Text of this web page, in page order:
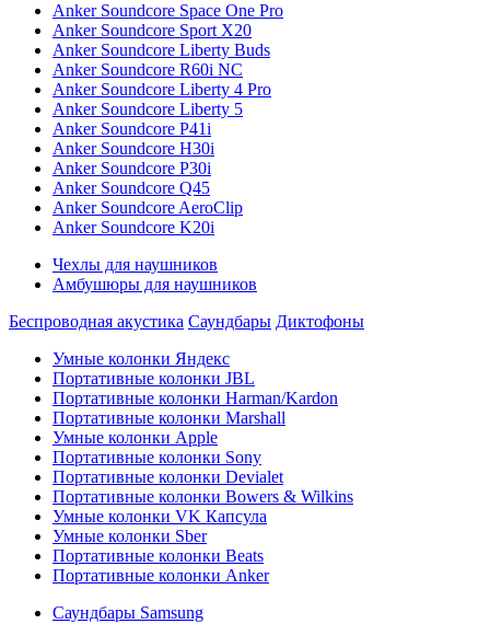
Anker Soundcore Space One Pro
Anker Soundcore Sport X20
Anker Soundcore Liberty Buds
Anker Soundcore R60i NC
Anker Soundcore Liberty 4 Pro
Anker Soundcore Liberty 5
Anker Soundcore P41i
Anker Soundcore H30i
Anker Soundcore P30i
Anker Soundcore Q45
Anker Soundcore AeroClip
Anker Soundcore K20i
Чехлы для наушников
Амбушюры для наушников
Беспроводная акустика Саундбары Диктофоны
Умные колонки Яндекс
Портативные колонки JBL
Портативные колонки Harman/Kardon
Портативные колонки Marshall
Умные колонки Apple
Портативные колонки Sony
Портативные колонки Devialet
Портативные колонки Bowers & Wilkins
Умные колонки VK Капсула
Умные колонки Sber
Портативные колонки Beats
Портативные колонки Anker
Саундбары Samsung